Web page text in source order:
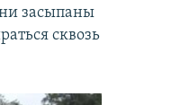
засыпаны
сквозь